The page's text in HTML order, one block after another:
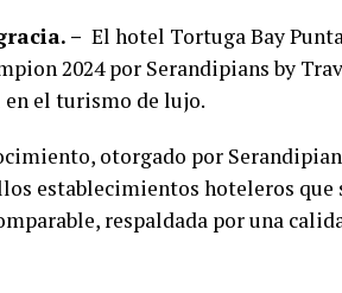
– El hotel Tortuga Bay
2024 por Serandipians by
el turismo de lujo.
otorgado por
establecimientos hoteleros que
respaldada por una